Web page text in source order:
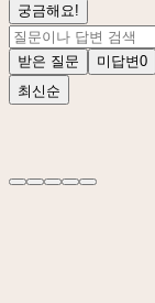
궁금해요!
받은 질문 미답변0
최신순